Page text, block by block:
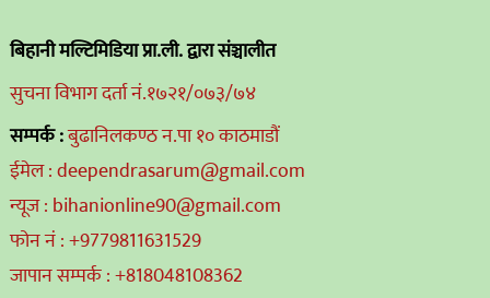
बिहानी मल्टिमिडिया प्रा.ली. द्वारा संञ्चालीत
सुचना विभाग दर्ता नं.१७२१/०७३/७४
सम्पर्क :बुढानिलकण्ठ न.पा १० काठमाडौं
ईमेल : deependrasarum@gmail.com
न्यूज : bihanionline90@gmail.com
फोन नं : +9779811631529
जापान सम्पर्क : +818048108362